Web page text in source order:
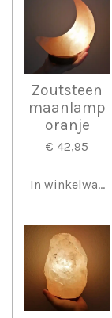
Zoutsteen
maanlamp
oranje
€ 42,95
In winkelwagen